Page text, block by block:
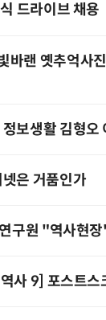
드라이브 채용
바랜 옛추억사
보생활 김형오
은 거품인가
구원 "역사현
사 9] 포스트스